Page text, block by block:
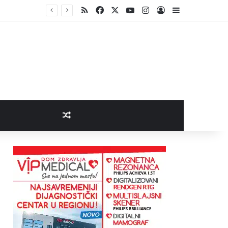
RSSFacebookYouTubeInstagram
Log InSidebar
Random Article